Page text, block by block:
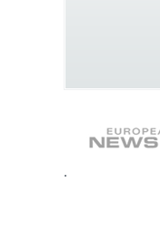
.